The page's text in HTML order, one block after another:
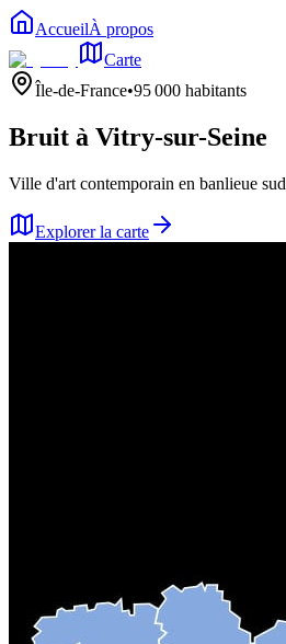
AccueilÀ propos
Carte
Île-de-France•95 000 habitants
Bruit à Vitry-sur-Seine
Ville d'art contemporain en banlieue sud
Explorer la carte